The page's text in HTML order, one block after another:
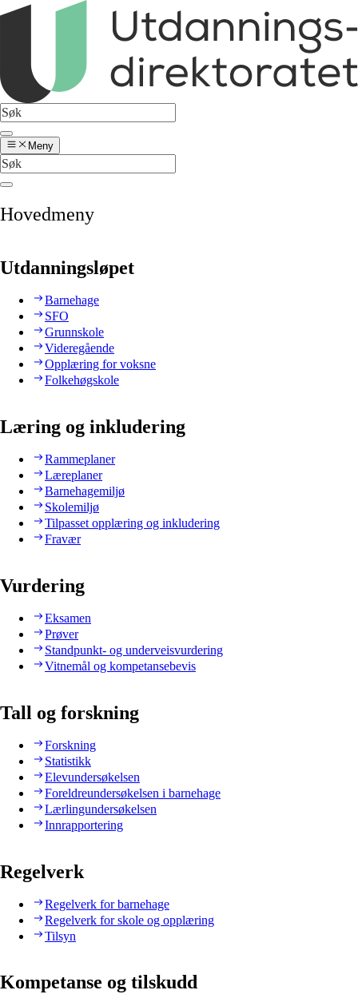
Meny
Hovedmeny
Utdanningsløpet
Barnehage
SFO
Grunnskole
Videregående
Opplæring for voksne
Folkehøgskole
Læring og inkludering
Rammeplaner
Læreplaner
Barnehagemiljø
Skolemiljø
Tilpasset opplæring og inkludering
Fravær
Vurdering
Eksamen
Prøver
Standpunkt- og underveisvurdering
Vitnemål og kompetansebevis
Tall og forskning
Forskning
Statistikk
Elevundersøkelsen
Foreldreundersøkelsen i barnehage
Lærlingundersøkelsen
Innrapportering
Regelverk
Regelverk for barnehage
Regelverk for skole og opplæring
Tilsyn
Kompetanse og tilskudd